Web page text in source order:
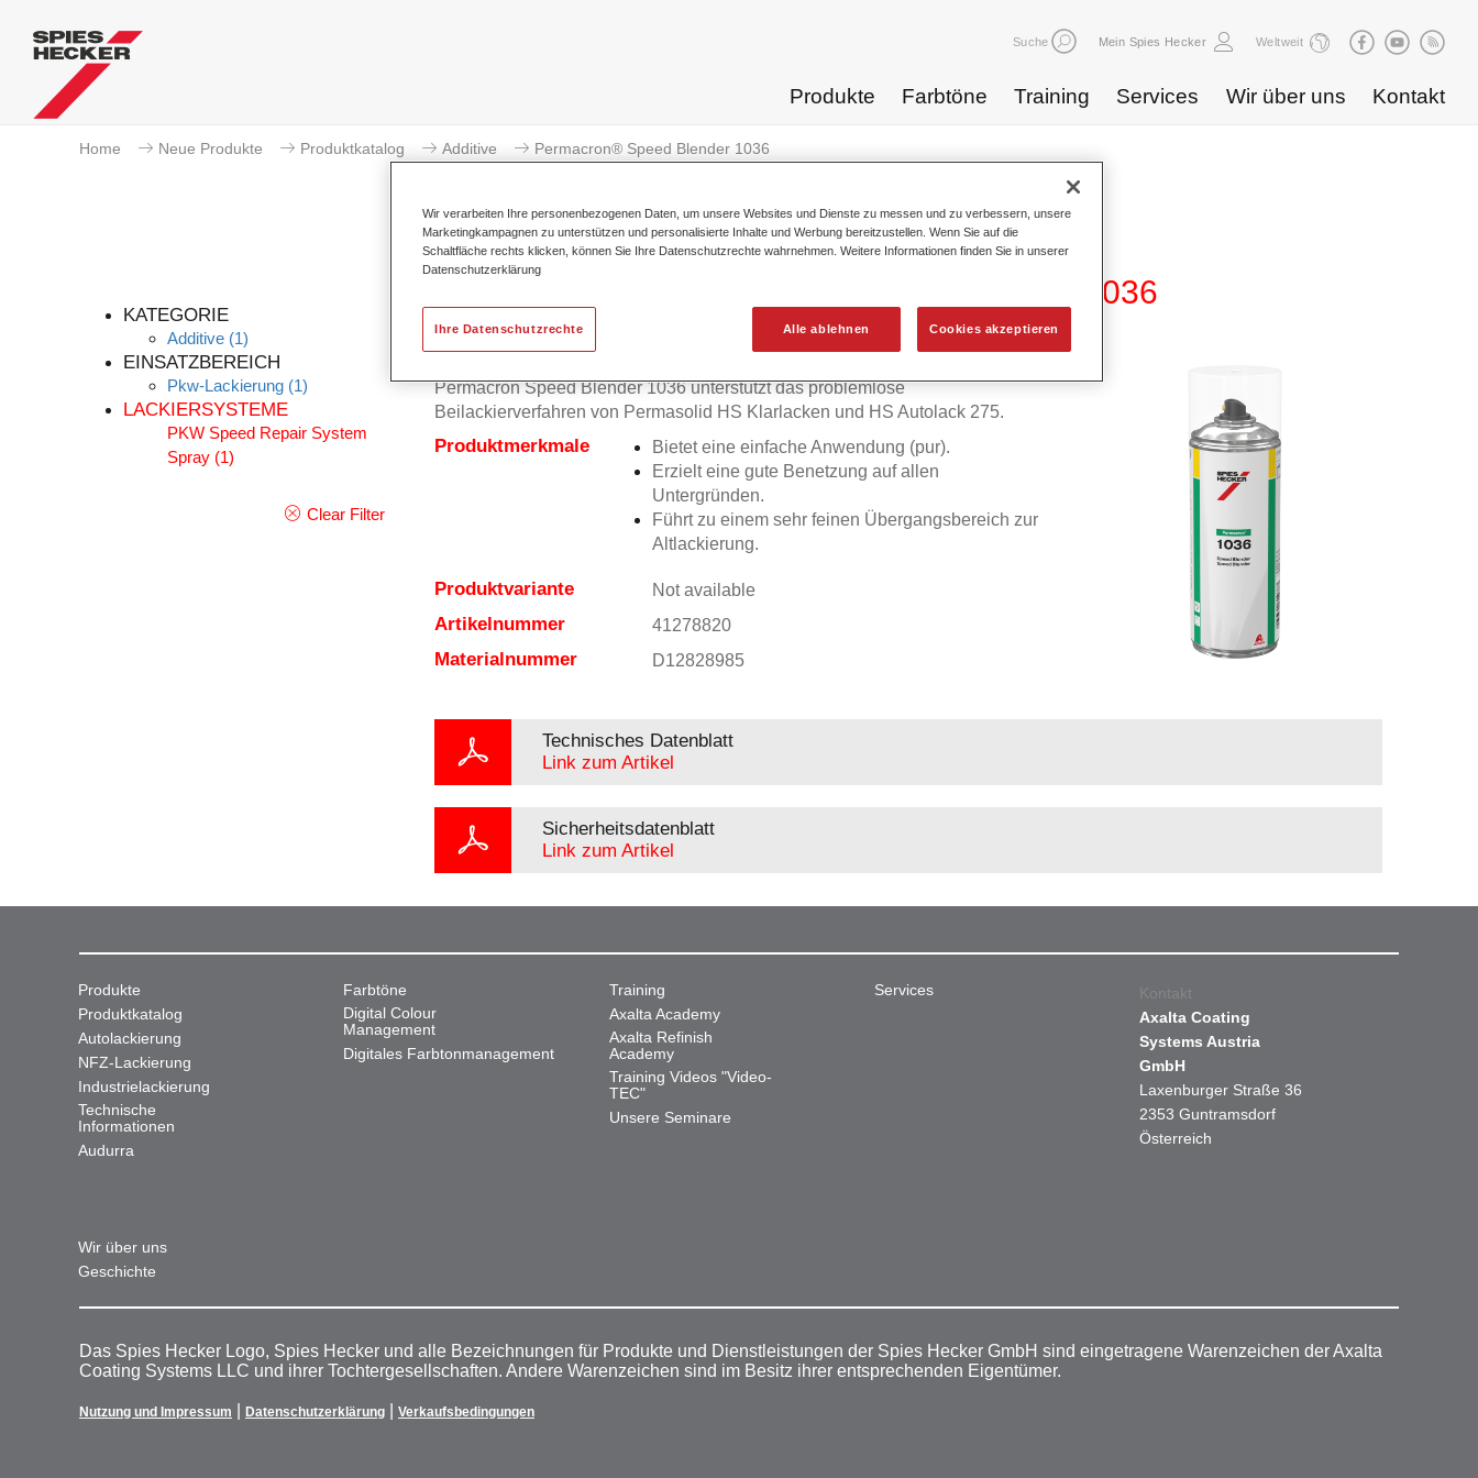
Suche Mein Spies Hecker Weltweit
Produkte Farbtöne Training Services Wir über uns Kontakt
Home Neue Produkte Produktkatalog Additive Permacron® Speed Blender 1036
KATEGORIE
Additive (1)
EINSATZBEREICH
Pkw-Lackierung (1)
LACKIERSYSTEME
PKW Speed Repair System
Spray (1)
Clear Filter
Permacron® Speed Blender 1036
Permacron Speed Blender 1036 unterstützt das problemlose
Beilackierverfahren von Permasolid HS Klarlacken und HS Autolack 275.
Produktmerkmale
Bietet eine einfache Anwendung (pur).
Erzielt eine gute Benetzung auf allen
Untergründen.
Führt zu einem sehr feinen Übergangsbereich zur
Altlackierung.
Produktvariante Not available
Artikelnummer 41278820
Materialnummer D12828985
Technisches Datenblatt
Link zum Artikel
Sicherheitsdatenblatt
Link zum Artikel
Produkte
Produktkatalog
Autolackierung
NFZ-Lackierung
Industrielackierung
Technische
Informationen
Audurra
Farbtöne
Digital Colour
Management
Digitales Farbtonmanagement
Training
Axalta Academy
Axalta Refinish
Academy
Training Videos "Video-
TEC"
Unsere Seminare
Services
Wir über uns
Geschichte
Kontakt
Axalta Coating
Systems Austria
GmbH
Laxenburger Straße 36
2353 Guntramsdorf
Österreich
Das Spies Hecker Logo, Spies Hecker und alle Bezeichnungen für Produkte und Dienstleistungen der Spies Hecker GmbH sind eingetragene Warenzeichen der Axalta
Coating Systems LLC und ihrer Tochtergesellschaften. Andere Warenzeichen sind im Besitz ihrer entsprechenden Eigentümer.
Nutzung und Impressum Datenschutzerklärung Verkaufsbedingungen
Wir verarbeiten Ihre personenbezogenen Daten, um unsere Websites und Dienste zu messen und zu verbessern, unsere
Marketingkampagnen zu unterstützen und personalisierte Inhalte und Werbung bereitzustellen. Wenn Sie auf die
Schaltfläche rechts klicken, können Sie Ihre Datenschutzrechte wahrnehmen. Weitere Informationen finden Sie in unserer
Datenschutzerklärung
Alle ablehnen Cookies akzeptieren
Ihre Datenschutzrechte